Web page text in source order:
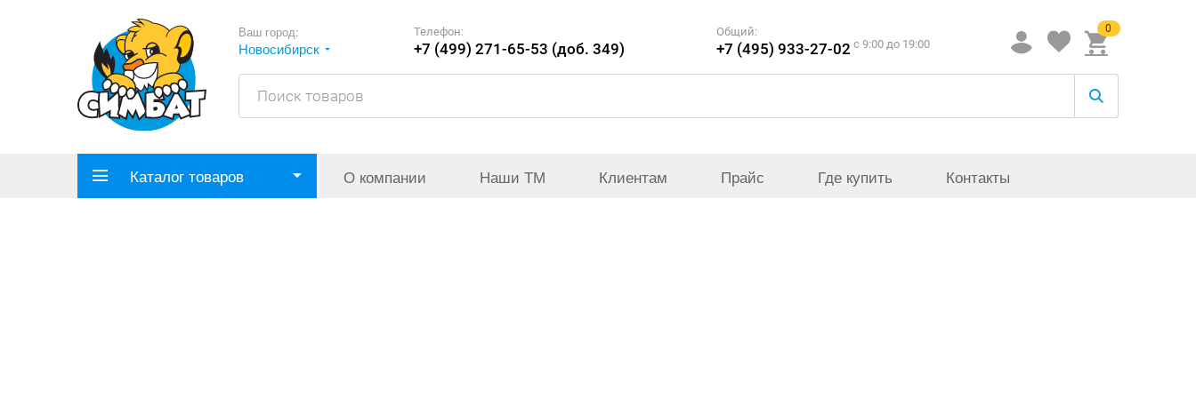
Ваш город:
Новосибирск
Телефон:
+7 (499) 271-65-53 (доб. 349)
Общий:
+7 (495) 933-27-02 c 9:00 до 19:00
0
Каталог товаров О компании Наши ТМ Клиентам Прайс Где купить Контакты